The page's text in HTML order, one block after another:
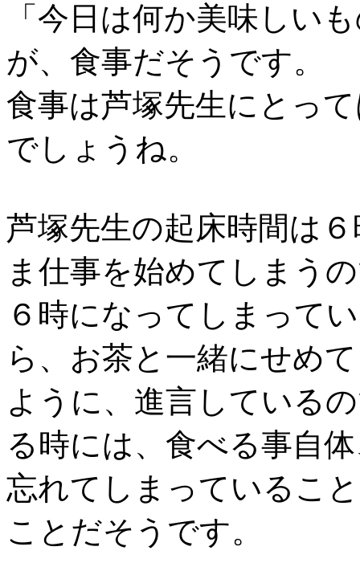
「今日は何か美味しい
が、食事だそうです。
食事は芦塚先生にとっ
でしょうね。
芦塚先生の起床時間は
ま仕事を始めてしまう
６時になってしまって
ら、お茶と一緒にせめ
ように、進言している
る時には、食べる事自
忘れてしまっているこ
ことだそうです。